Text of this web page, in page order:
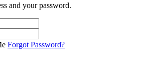
and your password.
Forgot Password?